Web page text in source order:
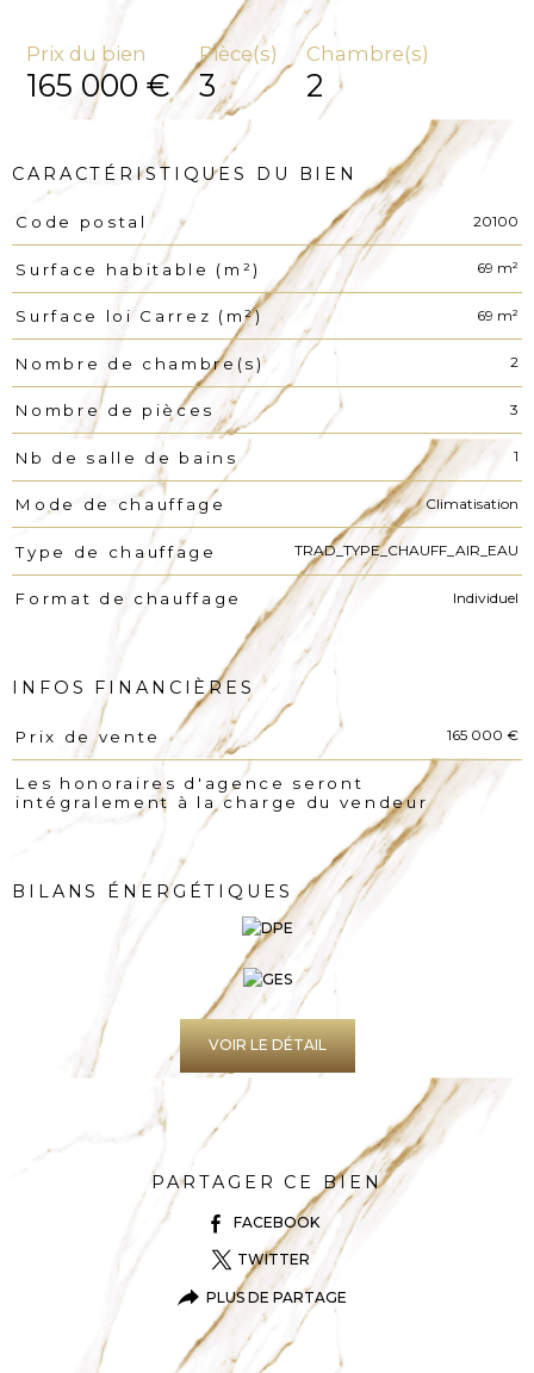
Prix du bien
165 000 €
Pièce(s)
3
Chambre(s)
2
CARACTÉRISTIQUES DU BIEN
Caractéristiques Valeurs
Code postal 20100
Surface habitable (m²) 69 m²
Surface loi Carrez (m²) 69 m²
Nombre de chambre(s) 2
Nombre de pièces 3
Nb de salle de bains 1
Mode de chauffage Climatisation
Type de chauffage TRAD_TYPE_CHAUFF_AIR_EAU
Format de chauffage Individuel
INFOS FINANCIÈRES
Caractéristiques Valeurs
Prix de vente 165 000 €
Les honoraires d'agence seront
intégralement à la charge du vendeur
BILANS ÉNERGÉTIQUES
VOIR LE DÉTAIL
PARTAGER CE BIEN
FACEBOOK
TWITTER
PLUS DE PARTAGE